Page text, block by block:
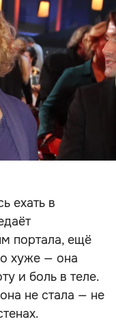
ехать в
портала, ещё
хуже — она
и боль в теле.
не стала — не